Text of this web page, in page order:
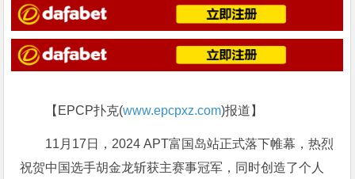
【EPCP扑克(www.epcpxz.com)报道】
11月17日，2024 APT富国岛站正式落下帷幕，热烈
祝贺中国选手胡金龙斩获主赛事冠军，同时创造了个人